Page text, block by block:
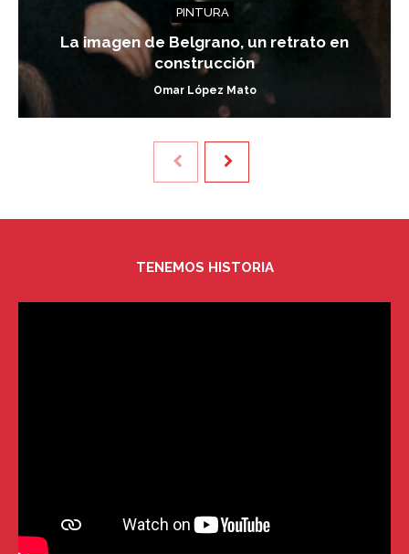
PINTURA
La imagen de Belgrano, un retrato en
construcción
Omar López Mato
TENEMOS HISTORIA